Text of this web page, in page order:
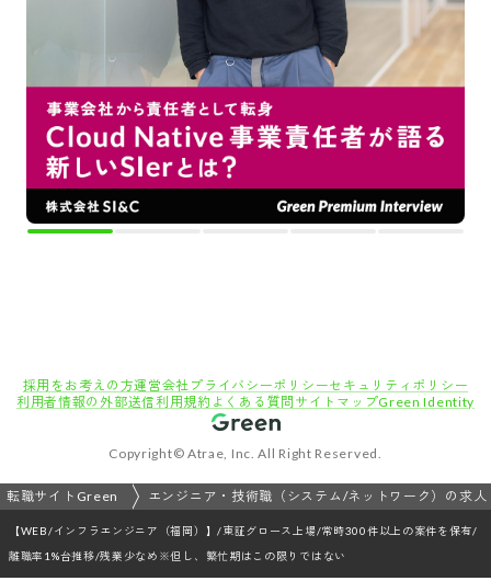
採用をお考えの方運営会社 プライバシーポリシーセキュリティポリシー
利用者情報の外部送信利用規約 よくある質問 サイトマップGreen Identity
Copyright© Atrae, Inc. All Right Reserved.
転職サイトGreen エンジニア・技術職（システム/ネットワーク）の求人
【WEB/インフラエンジニア（福岡）】/東証グロース上場/常時300件以上の案件を保有/
離職率1%台推移/残業少なめ※但し、繁忙期はこの限りではない